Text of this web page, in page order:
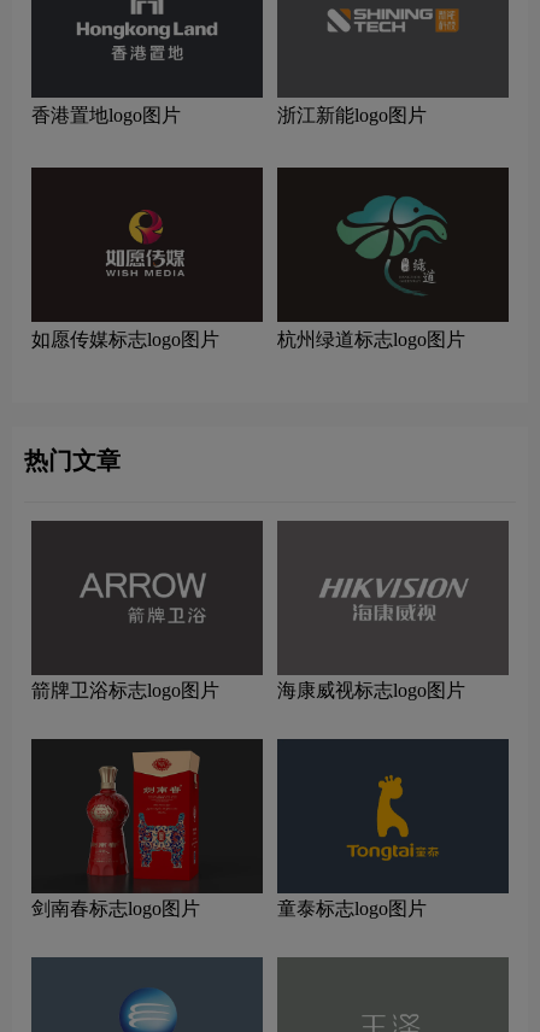
香港置地logo图片 浙江新能logo图片
如愿传媒标志logo图片 杭州绿道标志logo图片
热门文章
箭牌卫浴标志logo图片 海康威视标志logo图片
剑南春标志logo图片 童泰标志logo图片